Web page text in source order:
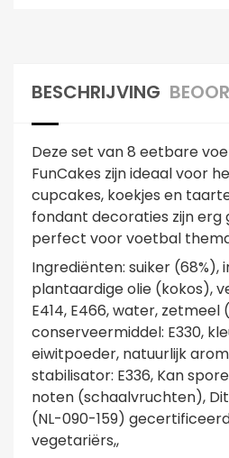
BESCHRIJVING
Deze set van 8 eetbare
FunCakes zijn ideaal voor
cupcakes, koekjes en
fondant decoraties zijn erg
perfect voor voetbal
Ingrediënten: suiker
plantaardige olie (kokos),
E414, E466, water, zetmeel
conserveermiddel: E330,
eiwitpoeder, natuurlijk
stabilisator: E336, Kan
noten (schaalvruchten),
(NL-090-159)
vegetariërs,,